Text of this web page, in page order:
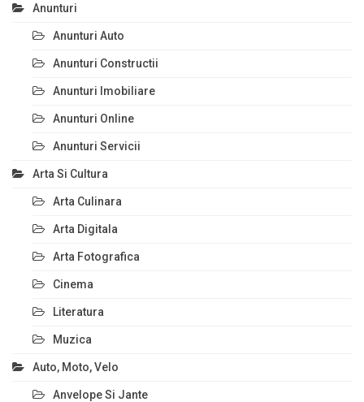
Anunturi
Anunturi Auto
Anunturi Constructii
Anunturi Imobiliare
Anunturi Online
Anunturi Servicii
Arta Si Cultura
Arta Culinara
Arta Digitala
Arta Fotografica
Cinema
Literatura
Muzica
Auto, Moto, Velo
Anvelope Si Jante